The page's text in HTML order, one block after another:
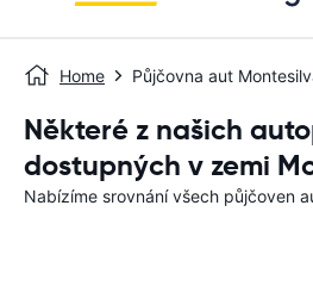
Home Půjčovna aut
Některé z našich
dostupných v zemi
Nabízíme srovnání všech půjčoven